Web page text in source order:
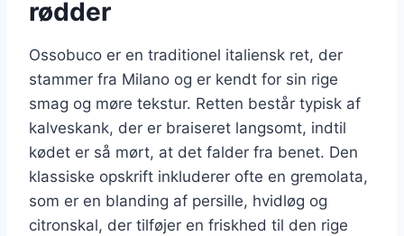
rødder
Ossobuco er en traditionel italiensk ret, der
stammer fra Milano og er kendt for sin rige
smag og møre tekstur. Retten består typisk af
kalveskank, der er braiseret langsomt, indtil
kødet er så mørt, at det falder fra benet. Den
klassiske opskrift inkluderer ofte en gremolata,
som er en blanding af persille, hvidløg og
citronskal, der tilføjer en friskhed til den rige